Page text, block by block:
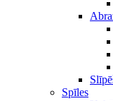
Spīles